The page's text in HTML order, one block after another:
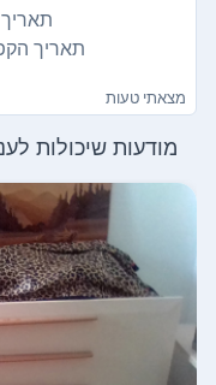
תאריך
תאריך הקפצה
מצאתי טעות
מודעות שיכולות